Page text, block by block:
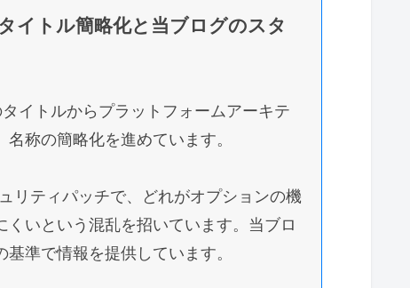
キャッシュのクリア（最終手段）
意と、本来の対応
更が電子証明書の利用を停止させる
囲とリスク比較
イトル簡略化と当ブログのスタ
イトルからプラットフォームアーキテ
称の簡略化を進めています。
リティパッチで、どれがオプションの機
いという混乱を招いています。当ブロ
準で情報を提供しています。